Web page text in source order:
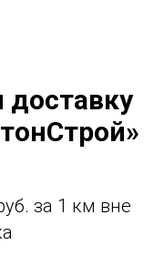
за 1 км вне